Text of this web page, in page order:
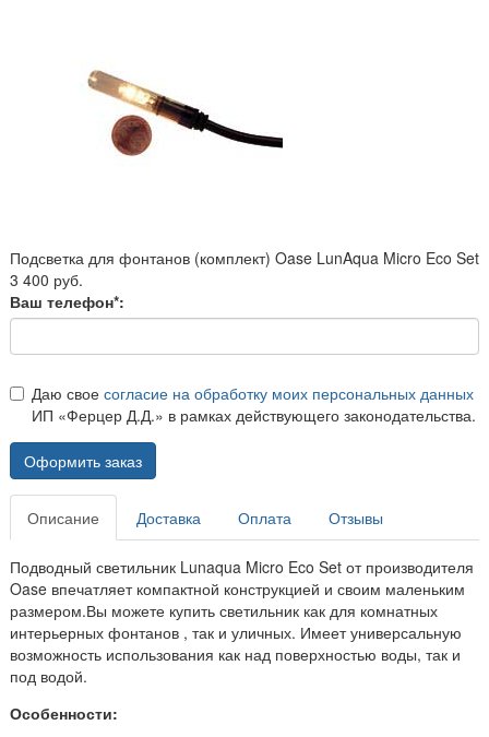
Подсветка для фонтанов (комплект) Oase LunAqua Micro Eco Set
3 400 руб.
Ваш телефон*:
Даю свое согласие на обработку моих персональных данных
ИП «Ферцер Д.Д.» в рамках действующего законодательства.
Оформить заказ
Описание Доставка Оплата Отзывы
Подводный светильник Lunaqua Micro Eco Set от производителя
Oase впечатляет компактной конструкцией и своим маленьким
размером.Вы можете купить светильник как для комнатных
интерьерных фонтанов , так и уличных. Имеет универсальную
возможность использования как над поверхностью воды, так и
под водой.
Особенности: